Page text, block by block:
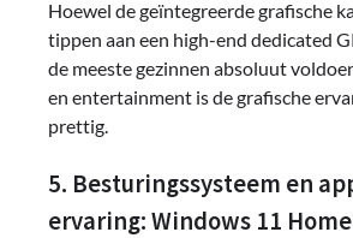
Hoewel de geïntegreerde grafische
tippen aan een high-end dedicated
de meeste gezinnen absoluut
en entertainment is de grafische
prettig.
5. Besturingssysteem en
ervaring: Windows 11 Home